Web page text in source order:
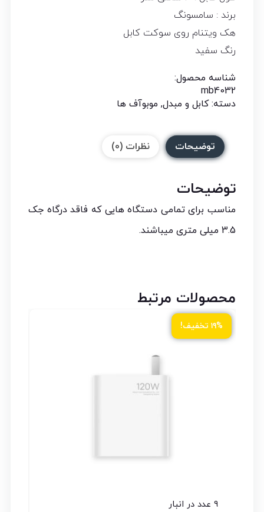
برند : سامسونگ
هک ویتنام روی سوکت کابل
رنگ سفید
شناسه محصول:
mb4032
دسته:کابل و مبدل, موبوآف ها
توضیحات نظرات (0)
توضیحات
مناسب برای تمامی دستگاه هایی که فاقد درگاه جک
3.5 میلی متری میباشند.
محصولات مرتبط
۱۹% تخفیف!
9 عدد در انبار